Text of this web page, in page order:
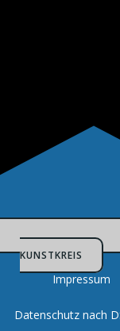
KUNSTKREIS
Impressum
Datenschutz nach